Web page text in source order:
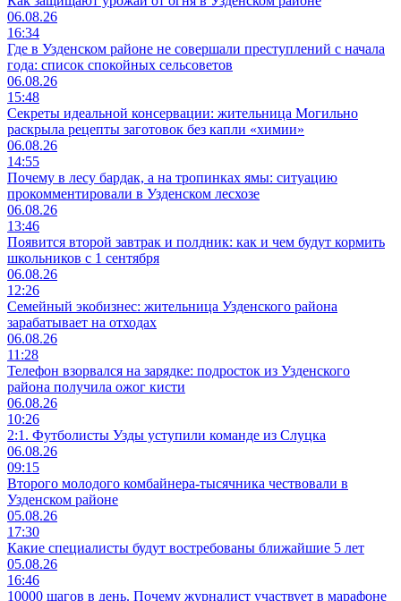
06.08.26
16:34
Где в Узденском районе не совершали преступлений с начала
года: список спокойных сельсоветов
06.08.26
15:48
Секреты идеальной консервации: жительница Могильно
раскрыла рецепты заготовок без капли «химии»
06.08.26
14:55
Почему в лесу бардак, а на тропинках ямы: ситуацию
прокомментировали в Узденском лесхозе
06.08.26
13:46
Появится второй завтрак и полдник: как и чем будут кормить
школьников с 1 сентября
06.08.26
12:26
Семейный экобизнес: жительница Узденского района
зарабатывает на отходах
06.08.26
11:28
Телефон взорвался на зарядке: подросток из Узденского
района получила ожог кисти
06.08.26
10:26
2:1. Футболисты Узды уступили команде из Слуцка
06.08.26
09:15
Второго молодого комбайнера-тысячника чествовали в
Узденском районе
05.08.26
17:30
Какие специалисты будут востребованы ближайшие 5 лет
05.08.26
16:46
10000 шагов в день. Почему журналист участвует в марафоне